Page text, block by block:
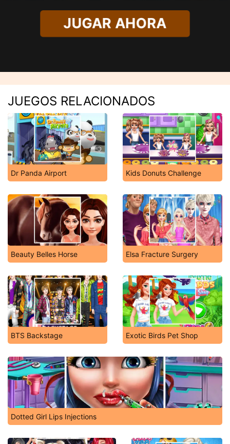
JUGAR AHORA
JUEGOS RELACIONADOS
Dr Panda Airport Kids Donuts Challenge
Beauty Belles Horse Elsa Fracture Surgery
BTS Backstage Exotic Birds Pet Shop
Dotted Girl Lips Injections